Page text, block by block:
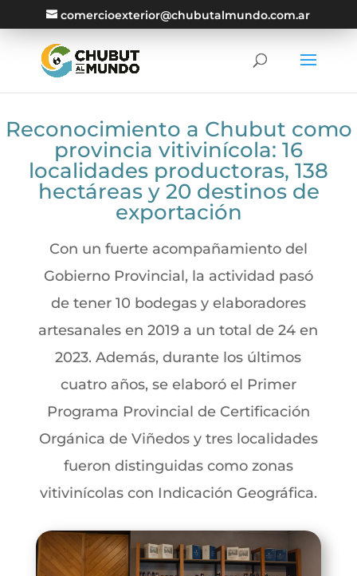
comercioexterior@chubutalmundo.com.ar
Reconocimiento a Chubut como
provincia vitivinícola: 16
localidades productoras, 138
hectáreas y 20 destinos de
exportación
Con un fuerte acompañamiento del
Gobierno Provincial, la actividad pasó
de tener 10 bodegas y elaboradores
artesanales en 2019 a un total de 24 en
2023. Además, durante los últimos
cuatro años, se elaboró el Primer
Programa Provincial de Certificación
Orgánica de Viñedos y tres localidades
fueron distinguidas como zonas
vitivinícolas con Indicación Geográfica.